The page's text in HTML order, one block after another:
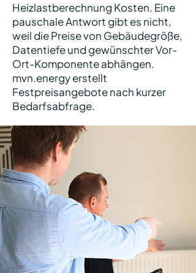
Heizlastberechnung Kosten. Eine
pauschale Antwort gibt es nicht,
weil die Preise von Gebäudegröße,
Datentiefe und gewünschter Vor-
Ort-Komponente abhängen.
mvn.energy erstellt
Festpreisangebote nach kurzer
Bedarfsabfrage.